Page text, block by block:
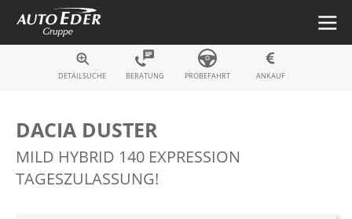
Fahrzeugsuche
DETAILSUCHE BERATUNG PROBEFAHRT ANKAUF
DACIA DUSTER
MILD HYBRID 140 EXPRESSION
TAGESZULASSUNG!